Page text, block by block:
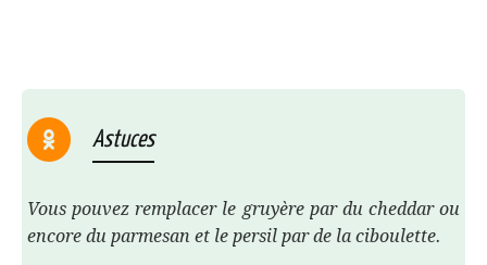
Astuces
Vous pouvez remplacer le gruyère par du cheddar ou
encore du parmesan et le persil par de la ciboulette.